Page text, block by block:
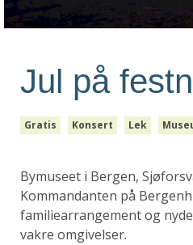
Jul på
Gratis Konsert Lek
Bymuseet i Bergen,
Kommandanten på
familiearrangement og
vakre omgivelser.